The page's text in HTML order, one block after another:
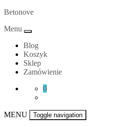
Skip
content
Betonove
Menu
Blog
Koszyk
Sklep
Zamówienie
0
MENU Toggle navigation